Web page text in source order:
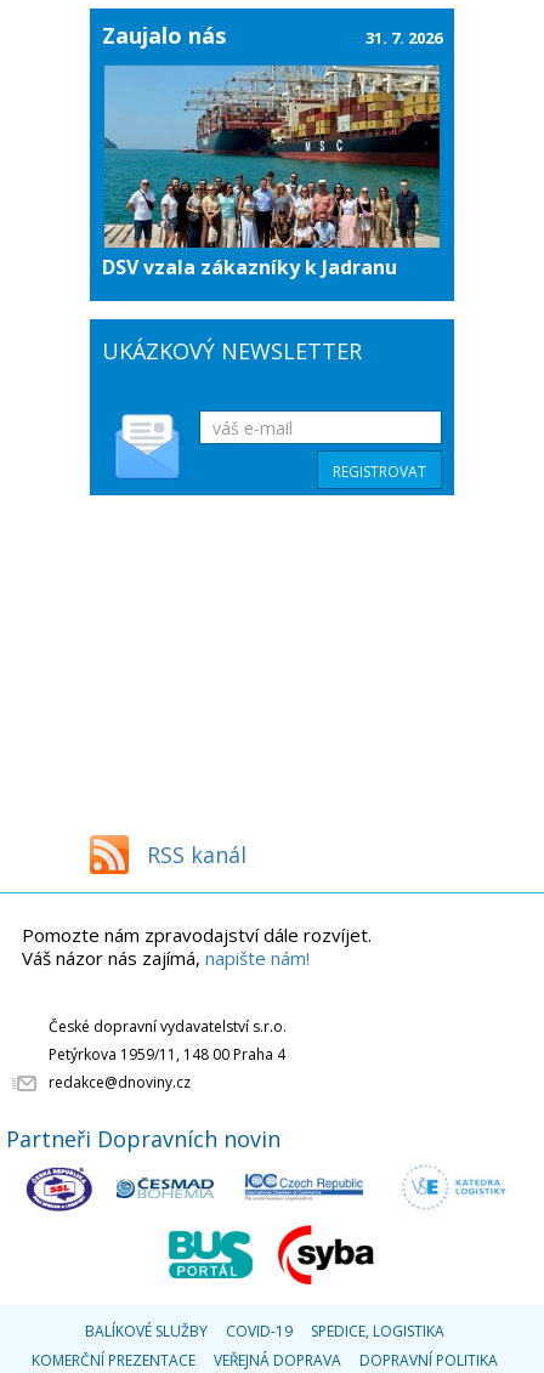
Zaujalo nás
DSV vzala zákazníky k Jadranu
31. 7. 2026
UKÁZKOVÝ NEWSLETTER
RSS kanál
Pomozte nám zpravodajství dále rozvíjet.
Váš názor nás zajímá, napište nám!
České dopravní vydavatelství s.r.o.
Petýrkova 1959/11, 148 00 Praha 4
redakce@dnoviny.cz
Partneři Dopravních novin
BALÍKOVÉ SLUŽBY COVID-19
SPEDICE, LOGISTIKA
KOMERČNÍ PREZENTACE
VEŘEJNÁ DOPRAVA DOPRAVNÍ POLITIKA